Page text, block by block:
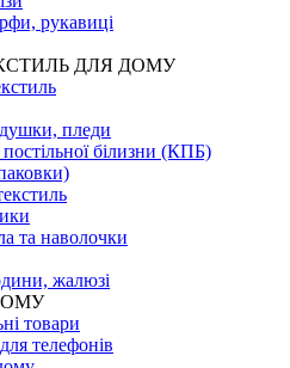
рукавиці
ДЛЯ ДОМУ
пледи
білизни (КПБ)
та наволочки
жалюзі
товари
телефонів